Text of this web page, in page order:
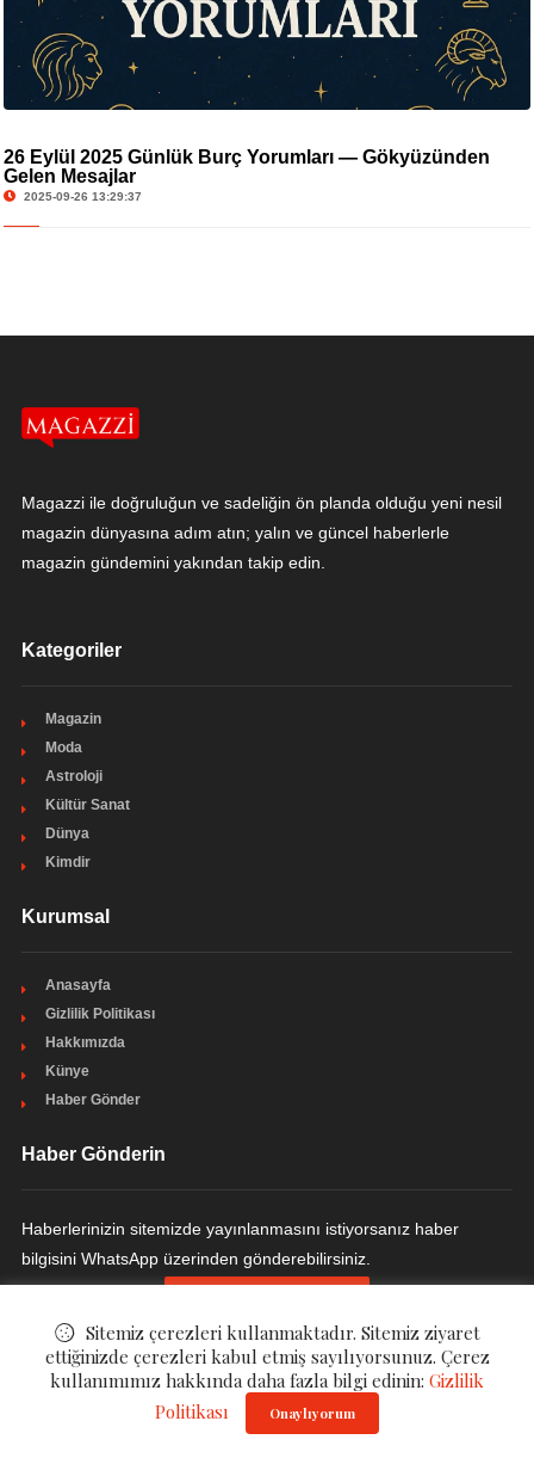
26 Eylül 2025 Günlük Burç Yorumları — Gökyüzünden
Gelen Mesajlar
2025-09-26 13:29:37
Magazzi ile doğruluğun ve sadeliğin ön planda olduğu yeni nesil
magazin dünyasına adım atın; yalın ve güncel haberlerle
magazin gündemini yakından takip edin.
Kategoriler
Magazin
Moda
Astroloji
Kültür Sanat
Dünya
Kimdir
Kurumsal
Anasayfa
Gizlilik Politikası
Hakkımızda
Künye
Haber Gönder
Haber Gönderin
Haberlerinizin sitemizde yayınlanmasını istiyorsanız haber
bilgisini WhatsApp üzerinden gönderebilirsiniz.
Magazzi - Magazin Haberleri . All Rights Reserved.
Sitemiz çerezleri kullanmaktadır. Sitemiz ziyaret
ettiğinizde çerezleri kabul etmiş sayılıyorsunuz. Çerez
kullanımımız hakkında daha fazla bilgi edinin: Gizlilik
Politikası
Onaylıyorum